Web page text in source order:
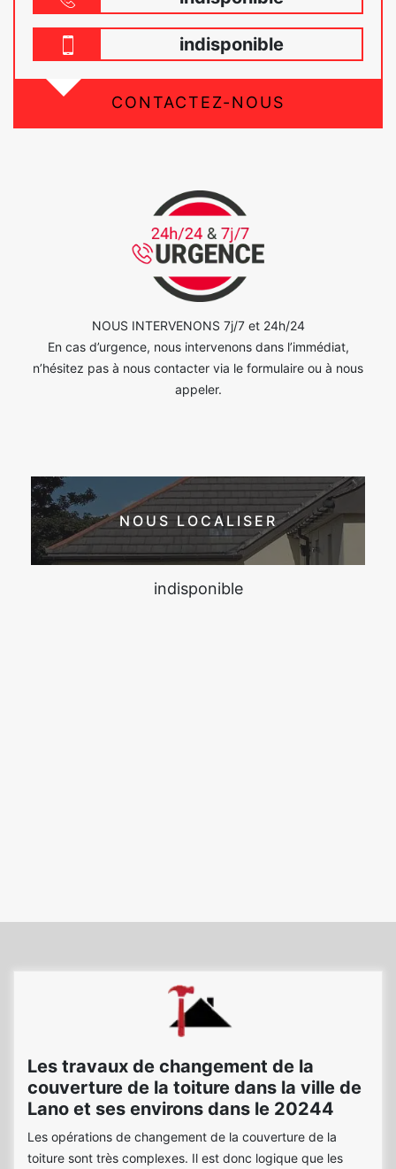
indisponible
CONTACTEZ-NOUS
NOUS INTERVENONS 7j/7 et 24h/24
En cas d’urgence, nous intervenons dans l’immédiat,
n’hésitez pas à nous contacter via le formulaire ou à nous
appeler.
NOUS LOCALISER
indisponible
Les travaux de changement de la
couverture de la toiture dans la ville de
Lano et ses environs dans le 20244
Les opérations de changement de la couverture de la
toiture sont très complexes. Il est donc logique que les